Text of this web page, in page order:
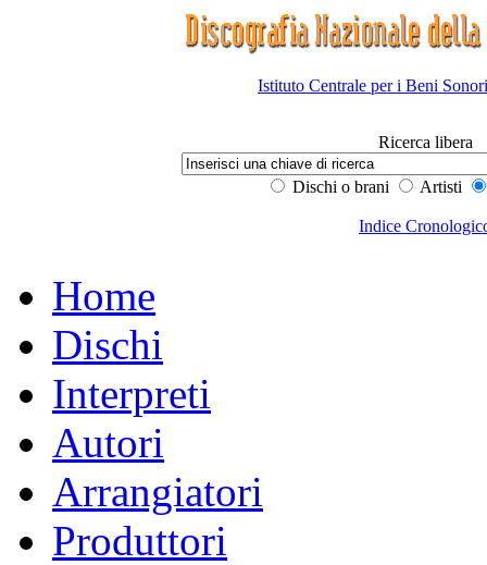
Istituto Centrale per i Beni
Ricerca libera
Dischi o brani Artisti
Indice
Home
Dischi
Interpreti
Autori
Arrangiatori
Produttori